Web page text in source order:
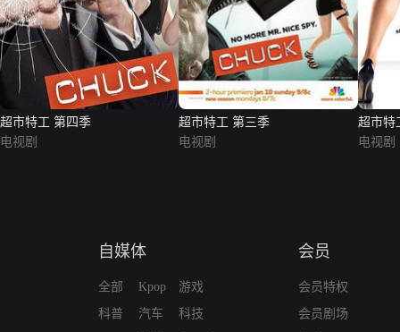
超市特工 第四季
电视剧
超市特工 第三季
电视剧
超市特
电视剧
自媒体
全部
科普
Kpop
汽车
游戏
科技
会员
会员特权
会员剧场